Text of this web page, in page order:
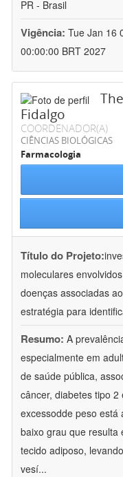
PR - Brasil
Vigência: Tue Jan 16
00:00:00 BRT 2027
Fidalgo
COORDENADOR(A)
CIÊNCIAS BIOLÓGICAS
Farmacologia
Título do Projeto:
moleculares
doenças associadas
estratégia para
Resumo: A
especialmente em
de saúde pública,
câncer, diabetes tipo
excessodde peso está
baixo grau que resulta
tecido adiposo,
vesí...